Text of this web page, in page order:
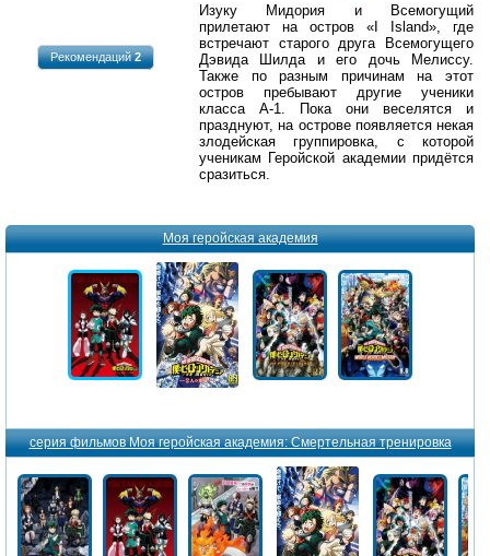
Рекомендаций2
Изуку Мидория и Всемогущий
прилетают на остров «I Island», где
встречают старого друга Всемогущего
Дэвида Шилда и его дочь Мелиссу.
Также по разным причинам на этот
остров пребывают другие ученики
класса А-1. Пока они веселятся и
празднуют, на острове появляется некая
злодейская группировка, с которой
ученикам Геройской академии придётся
сразиться.
Моя геройская академия
серия фильмов Моя геройская академия: Смертельная тренировка